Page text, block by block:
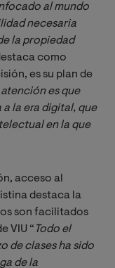
al mundo
necesaria
la propiedad
como
es su plan de
es que
la era digital, que
en la que
acceso al
destaca la
son facilitados
VIU “ Todo el
de clases ha sido
de la